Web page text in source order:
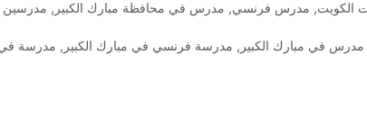
الكويت, مدرس فرنسي, مدرس في محافظة مبارك الكبير ,
مدرس في مبارك الكبير , مدرسة فرنسي في مبارك الكبير , مدرسة في